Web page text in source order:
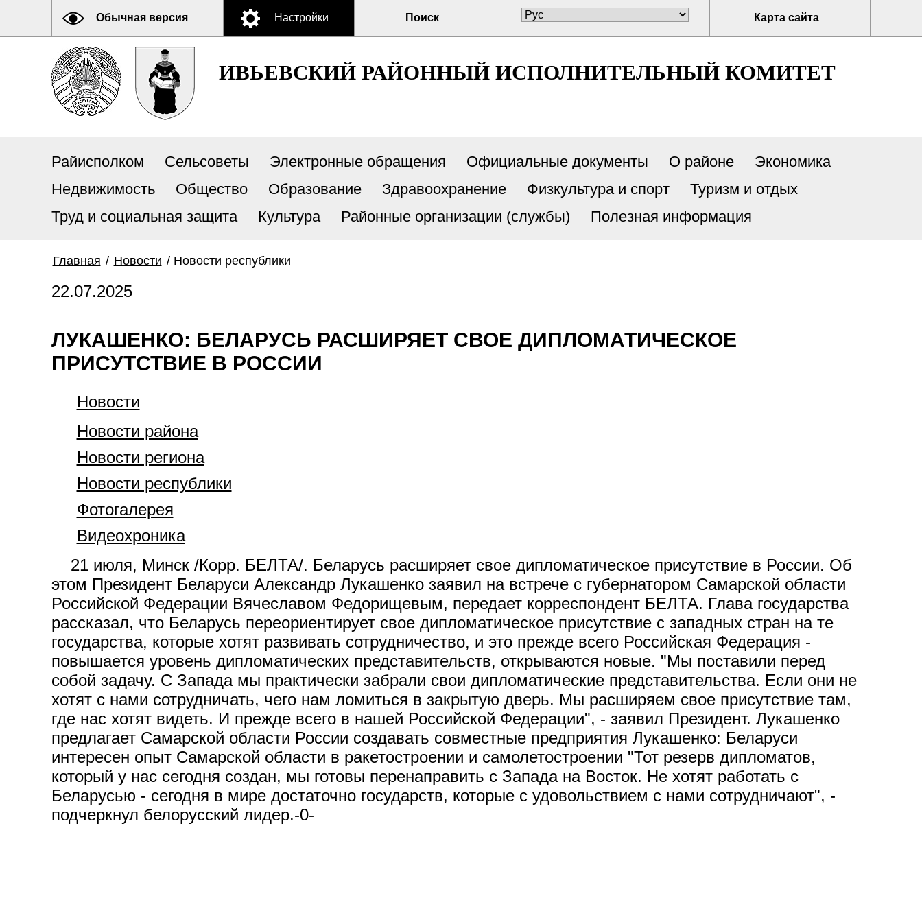
Обычная версия Настройки Поиск Карта сайта
ИВЬЕВСКИЙ РАЙОННЫЙ ИСПОЛНИТЕЛЬНЫЙ КОМИТЕТ
Райисполком Сельсоветы Электронные обращения Официальные документы О районе
Экономика
Недвижимость
Общество Образование Здравоохранение Физкультура и спорт
Туризм и отдых
Труд и социальная защита
Культура Районные организации (службы) Полезная информация
Главная / Новости / Новости республики
22.07.2025
ЛУКАШЕНКО: БЕЛАРУСЬ РАСШИРЯЕТ СВОЕ ДИПЛОМАТИЧЕСКОЕ
ПРИСУТСТВИЕ В РОССИИ
Новости
Новости района
Новости региона
Новости республики
Фотогалерея
Видеохроника
21 июля, Минск /Корр. БЕЛТА/. Беларусь расширяет свое дипломатическое присутствие в России. Об
этом Президент Беларуси Александр Лукашенко заявил на встрече с губернатором Самарской области
Российской Федерации Вячеславом Федорищевым, передает корреспондент БЕЛТА. Глава государства
рассказал, что Беларусь переориентирует свое дипломатическое присутствие с западных стран на те
государства, которые хотят развивать сотрудничество, и это прежде всего Российская Федерация -
повышается уровень дипломатических представительств, открываются новые. "Мы поставили перед
собой задачу. С Запада мы практически забрали свои дипломатические представительства. Если они не
хотят с нами сотрудничать, чего нам ломиться в закрытую дверь. Мы расширяем свое присутствие там,
где нас хотят видеть. И прежде всего в нашей Российской Федерации", - заявил Президент. Лукашенко
предлагает Самарской области России создавать совместные предприятия Лукашенко: Беларуси
интересен опыт Самарской области в ракетостроении и самолетостроении "Тот резерв дипломатов,
который у нас сегодня создан, мы готовы перенаправить с Запада на Восток. Не хотят работать с
Беларусью - сегодня в мире достаточно государств, которые с удовольствием с нами сотрудничают", -
подчеркнул белорусский лидер.-0-